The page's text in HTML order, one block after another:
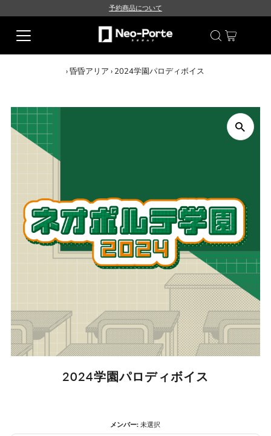
予約商品について
›昏昏アリア › 2024学園パロディボイス
2024学園パロディボイス
メンバー: 未選択